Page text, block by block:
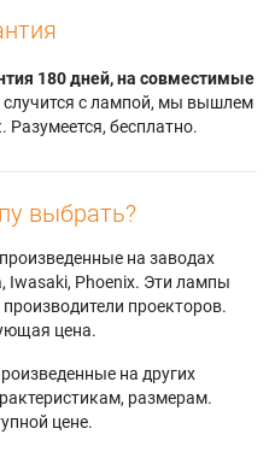
Acer X1226HK
Acer X1227AH
Acer X1227I
Acer X1228HKi
Acer X1228HP
Acer X1228i
Acer X1228Ki
Acer X1228Pi
180 дней, на совместимые
случится с лампой, мы вышлем
бесплатно.
выбрать?
на заводах
Iwasaki, Phoenix. Эти лампы
проекторов.
цена.
на других
размерам.
цене.